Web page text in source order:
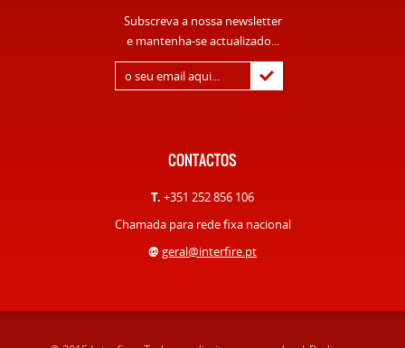
Subscreva a nossa newsletter
e mantenha-se actualizado...
CONTACTOS
T. +351 252 856 106
Chamada para rede fixa nacional
@ geral@interfire.pt